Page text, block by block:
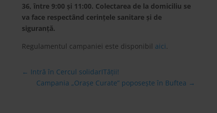
36, între 9:00 și 11:00. Colectarea de la domiciliu se
va face respectând cerințele sanitare și de
siguranță.
Regulamentul campaniei este disponibil aici.
← Intră în Cercul solidarITății!
Campania „Orașe Curate” poposește în Buftea →